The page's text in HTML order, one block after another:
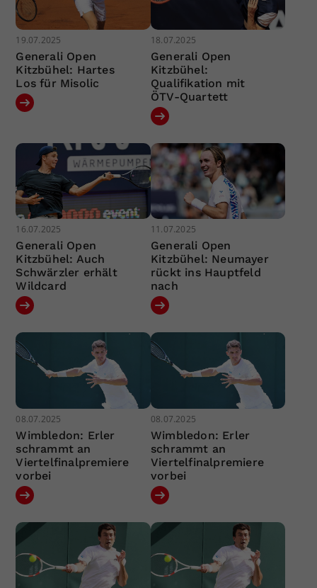
19.07.2025
Generali Open
Kitzbühel: Hartes
Los für Misolic
18.07.2025
Generali Open
Kitzbühel:
Qualifikation mit
ÖTV-Quartett
16.07.2025
Generali Open
Kitzbühel: Auch
Schwärzler erhält
Wildcard
11.07.2025
Generali Open
Kitzbühel: Neumayer
rückt ins Hauptfeld
nach
08.07.2025
Wimbledon: Erler
schrammt an
Viertelfinalpremiere
vorbei
08.07.2025
Wimbledon: Erler
schrammt an
Viertelfinalpremiere
vorbei